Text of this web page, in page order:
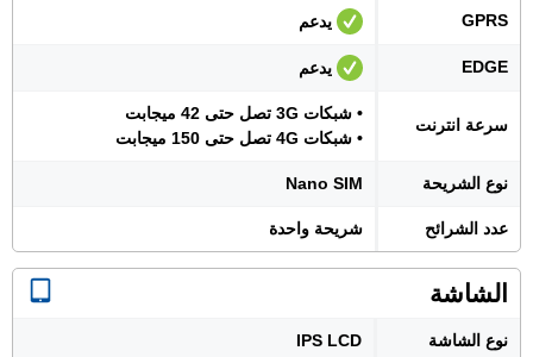
GPRS يدعم
EDGE يدعم
سرعة انترنت
• شبكات 3G تصل حتى 42 ميجابت
• شبكات 4G تصل حتى 150 ميجابت
نوع الشريحة Nano SIM
عدد الشرائح شريحة واحدة
الشاشة
نوع الشاشة IPS LCD